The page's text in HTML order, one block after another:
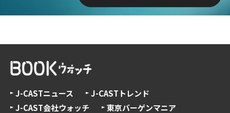
J-CASTニュース
J-CASTトレンド
J-CAST会社ウォッチ
東京バーゲンマニア